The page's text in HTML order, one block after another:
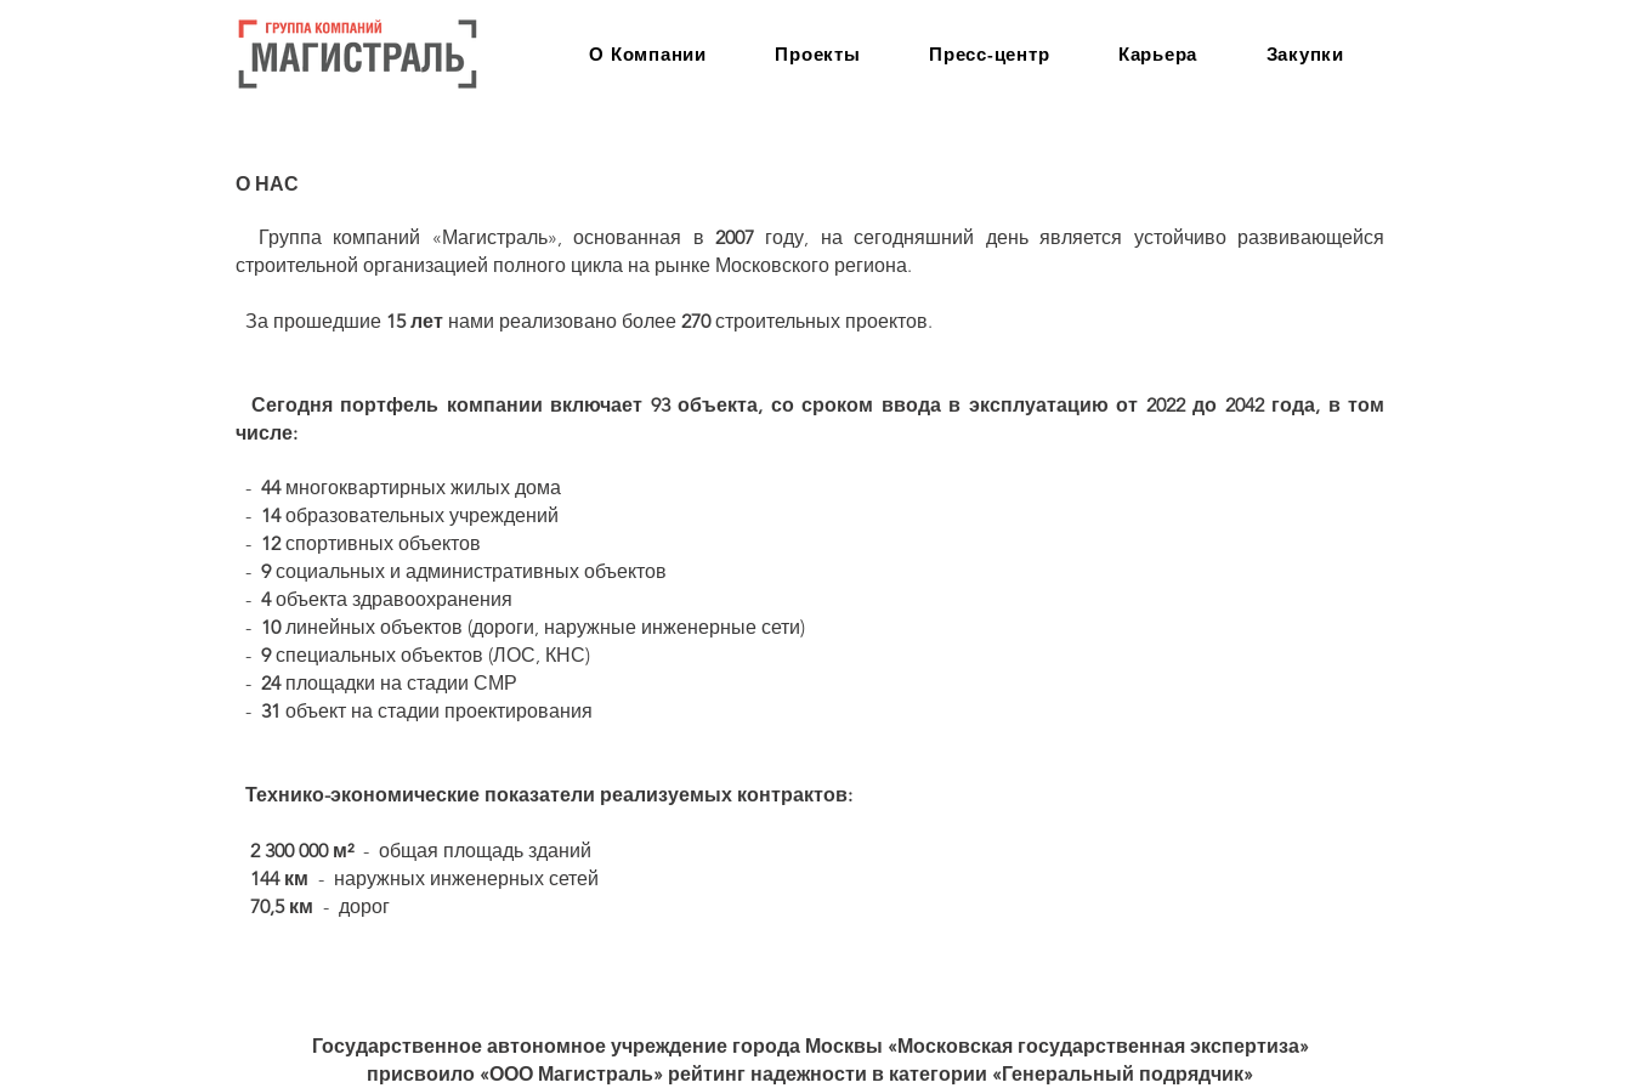
О Компании Проекты Пресс-центр Карьера Закупки
О НАС
Группа компаний «Магистраль», основанная в 2007 году, на сегодняшний день является устойчиво развивающейся
строительной организацией полного цикла на рынке Московского региона.
За прошедшие 15 лет нами реализовано более 270строительных проектов.
Сегодня портфель компании включает 93 объекта, со сроком ввода в эксплуатацию от 2022 до 2042 года, в том
числе:
- 44 многоквартирных жилых дома
- 14образовательных учреждений
- 12спортивных объектов
- 9социальных и административных объектов
- 4объекта здравоохранения
- 10линейных объектов (дороги, наружные инженерные сети)
- 9специальных объектов (ЛОС, КНС)
- 24площадки на стадии СМР
- 31 объект на стадии проектирования
Технико-экономические показатели реализуемых контрактов:
2 300 000 м² - общая площадь зданий
144 км - наружных инженерных сетей
70,5 км - дорог
Государственное автономное учреждение города Москвы «Московская государственная экспертиза»
присвоило «ООО Магистраль» рейтинг надежности в категории «Генеральный подрядчик»